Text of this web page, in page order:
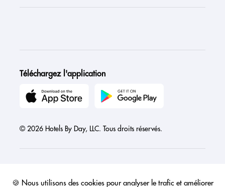
🍪 Nous utilisons des cookies pour analyser le trafic et améliorer
Téléchargez l'application
© 2026 Hotels By Day, LLC. Tous droits réservés.
Austria Canada France Germany India Ireland Israel